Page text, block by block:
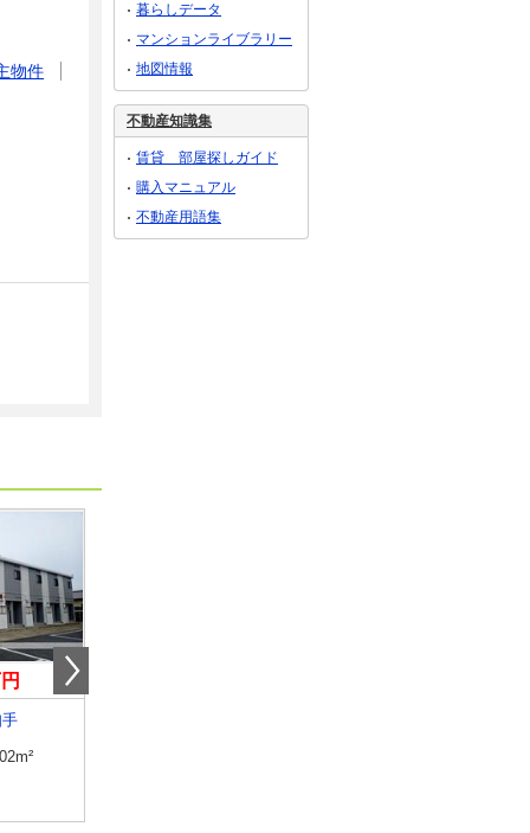
物件
暮らしデータ
マンションライブラリー
地図情報
不動産知識集
賃貸 部屋探しガイド
購入マニュアル
不動産用語集